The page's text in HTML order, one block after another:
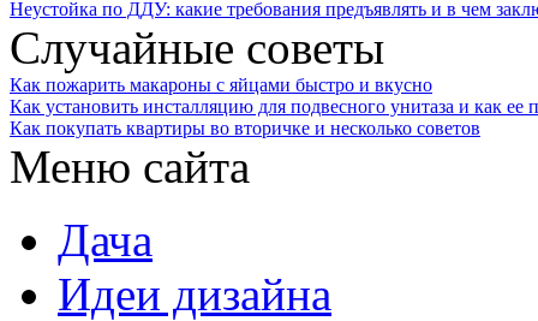
Неустойка по ДДУ: какие требования предъявлять и в чем
Случайные советы
Как пожарить макароны с яйцами быстро и вкусно
Как установить инсталляцию для подвесного унитаза и как
Как покупать квартиры во вторичке и несколько советов
Меню сайта
Дача
Идеи дизайна